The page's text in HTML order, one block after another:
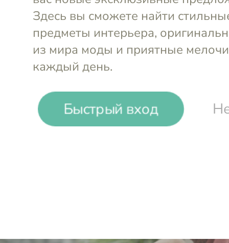
Быстрый вход
Выгода до 35%
La Rochère France
Бокалы и стеклянная посуда старейшего
бренда